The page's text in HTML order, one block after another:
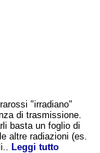
"irradiano"
di trasmissione.
basta un foglio di
altre radiazioni (es.
Leggi tutto